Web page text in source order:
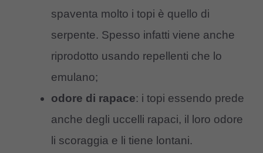
spaventa molto i topi è quello di
serpente. Spesso infatti viene anche
riprodotto usando repellenti che lo
emulano;
odore di rapace: i topi essendo prede
anche degli uccelli rapaci, il loro odore
li scoraggia e li tiene lontani.